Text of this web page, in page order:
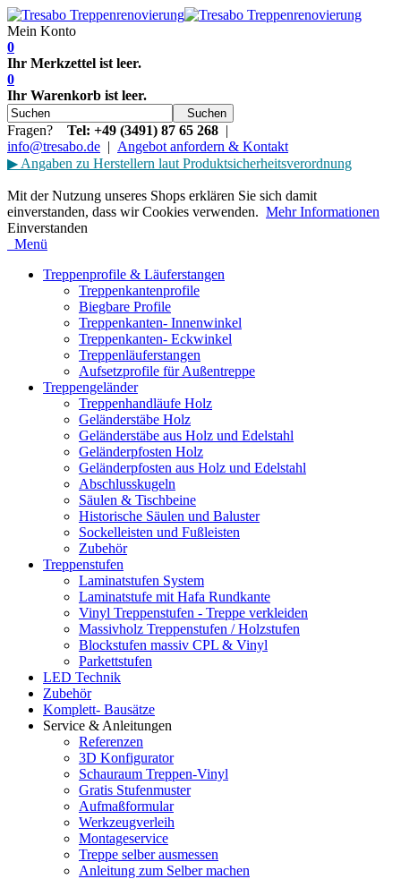
Mein Konto
0
Ihr Merkzettel ist leer.
0
Ihr Warenkorb ist leer.
Suchen
Fragen? Tel: +49 (3491) 87 65 268 |
info@tresabo.de | Angebot anfordern & Kontakt
▶ Angaben zu Herstellern laut Produktsicherheitsverordnung
Mit der Nutzung unseres Shops erklären Sie sich damit
einverstanden, dass wir Cookies verwenden. Mehr Informationen
Einverstanden
Menü
Treppenprofile & Läuferstangen
Treppenkantenprofile
Biegbare Profile
Treppenkanten- Innenwinkel
Treppenkanten- Eckwinkel
Treppenläuferstangen
Aufsetzprofile für Außentreppe
Treppengeländer
Treppenhandläufe Holz
Geländerstäbe Holz
Geländerstäbe aus Holz und Edelstahl
Geländerpfosten Holz
Geländerpfosten aus Holz und Edelstahl
Abschlusskugeln
Säulen & Tischbeine
Historische Säulen und Baluster
Sockelleisten und Fußleisten
Zubehör
Treppenstufen
Laminatstufen System
Laminatstufe mit Hafa Rundkante
Vinyl Treppenstufen - Treppe verkleiden
Massivholz Treppenstufen / Holzstufen
Blockstufen massiv CPL & Vinyl
Parkettstufen
LED Technik
Zubehör
Komplett- Bausätze
Service & Anleitungen
Referenzen
3D Konfigurator
Schauraum Treppen-Vinyl
Gratis Stufenmuster
Aufmaßformular
Werkzeugverleih
Montageservice
Treppe selber ausmessen
Anleitung zum Selber machen